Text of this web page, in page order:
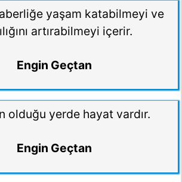
yaşam katabilmeyi ve
artırabilmeyi içerir.
Engin Geçtan
olduğu yerde hayat vardır.
Engin Geçtan